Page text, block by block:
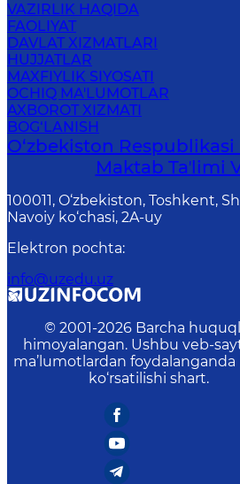
VAZIRLIK HAQIDA
FAOLIYAT
DAVLAT XIZMATLARI
HUJJATLAR
MAXFIYLIK SIYOSATI
OCHIQ MA'LUMOTLAR
AXBOROT XIZMATI
BOG‘LANISH
O‘zbekiston
Maktab Taʼlimi
100011, O‘zbekiston, Toshkent,
Navoiy ko‘chasi, 2A-uy
Elektron pochta:
info@uzedu.uz
© 2001-2026 Barcha
himoyalangan. Ushbu veb-
ma’lumotlardan foydalanganda
ko‘rsatilishi shart.